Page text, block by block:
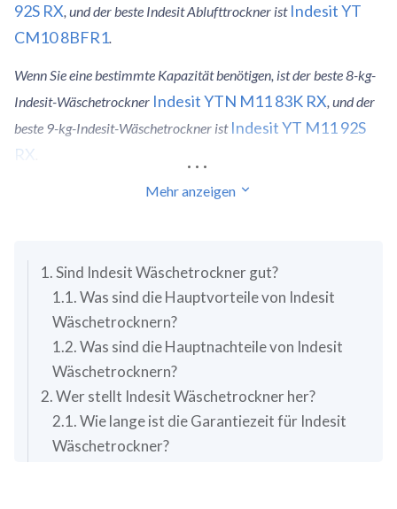
92S RX, und der beste Indesit Ablufttrockner ist Indesit YT
CM10 8BFR1.
Wenn Sie eine bestimmte Kapazität benötigen, ist der beste 8-kg-
Indesit-Wäschetrockner Indesit YTN M11 83K RX, und der
beste 9-kg-Indesit-Wäschetrockner ist Indesit YT M11 92S
RX
Wenn Sie ein begrenztes Budget haben, sollten Sie
von 7.83 Punkten.
...
Mehr anzeigen
1. Sind Indesit Wäschetrockner gut?
1.1. Was sind die Hauptvorteile von Indesit
Wäschetrocknern?
1.2. Was sind die Hauptnachteile von Indesit
Wäschetrocknern?
2. Wer stellt Indesit Wäschetrockner her?
2.1. Wie lange ist die Garantiezeit für Indesit
Wäschetrockner?